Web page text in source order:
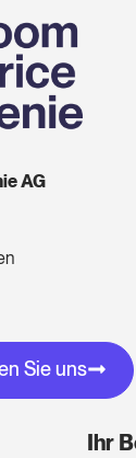
AG
Sie uns
Ihr